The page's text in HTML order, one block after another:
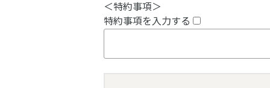
＜特約事項＞
特約事項を入力する